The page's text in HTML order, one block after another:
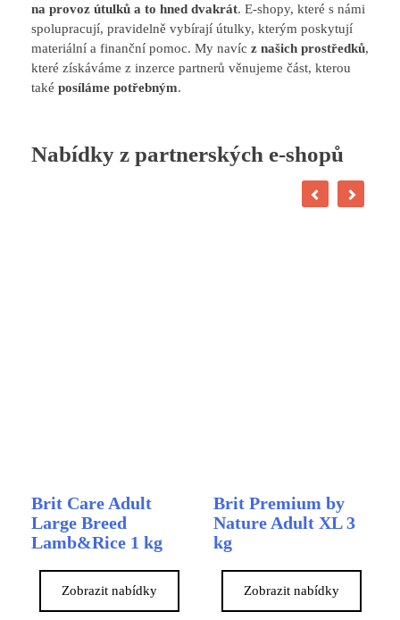
na provoz útulků a to hned dvakrát. E-shopy, které s námi
spolupracují, pravidelně vybírají útulky, kterým poskytují
materiální a finanční pomoc. My navíc z našich prostředků,
které získáváme z inzerce partnerů věnujeme část, kterou
také posíláme potřebným.
Nabídky z partnerských e-shopů
Brit Care Adult
Large Breed
Lamb&Rice 1 kg
Zobrazit nabídky
Brit Premium by
Nature Adult XL 3
kg
Zobrazit nabídky